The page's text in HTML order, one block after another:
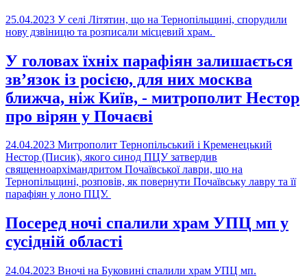
25.04.2023 У селі Літятин, що на Тернопільщині, спорудили
нову дзвіницю та розписали місцевий храм.
У головах їхніх парафіян залишається
зв’язок із росією, для них москва
ближча, ніж Київ, - митрополит Нестор
про вірян у Почаєві
24.04.2023 Митрополит Тернопільський і Кременецький
Нестор (Писик), якого синод ПЦУ затвердив
священноархімандритом Почаївської лаври, що на
Тернопільщині, розповів, як повернути Почаївську лавру та її
парафіян у лоно ПЦУ.
Посеред ночі спалили храм УПЦ мп у
сусідній області
24.04.2023 Вночі на Буковині спалили храм УПЦ мп.